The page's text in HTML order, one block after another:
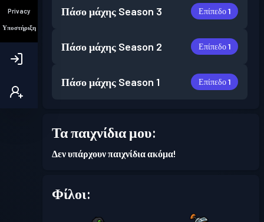
Privacy
Υποστήριξη
Πάσο μάχης Season 3 Επίπεδο 1
Πάσο μάχης Season 2 Επίπεδο 1
Πάσο μάχης Season 1 Επίπεδο 1
Τα παιχνίδια μου:
Δεν υπάρχουν παιχνίδια ακόμα!
Φίλοι: